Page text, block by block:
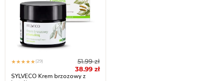
★★★★★(29) 51.99zł
38.99 zł
SYLVECO Krem brzozowy z